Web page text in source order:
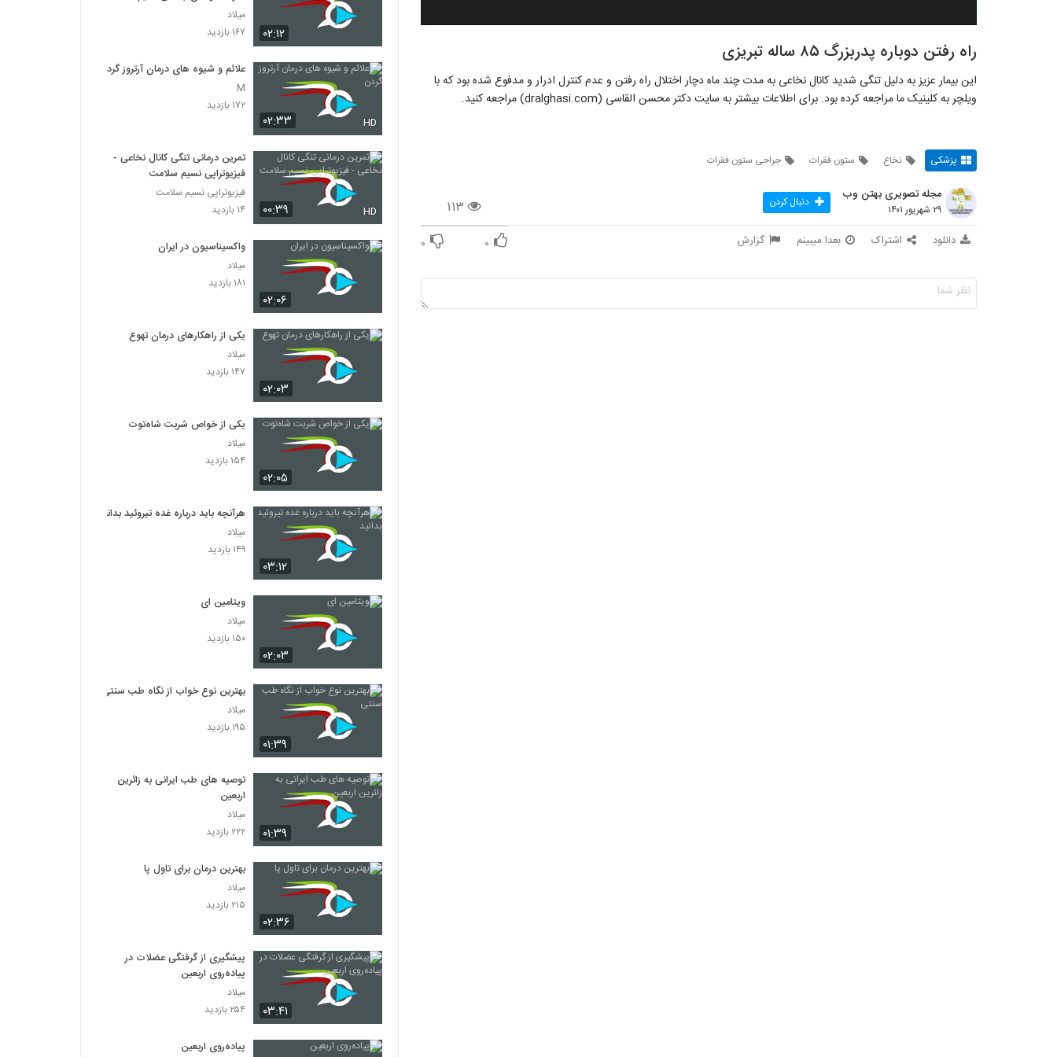
راه رفتن دوباره پدربزرگ ۸۵ ساله تبریزی
این بیمار عزیز به دلیل تنگی شدید کانال نخاعی به مدت چند ماه دچار اختلال راه رفتن و عدم کنترل ادرار و مدفوع شده بود که با
ویلچر به کلینیک ما مراجعه کرده بود. برای اطلاعات بیشتر به سایت دکتر محسن القاسی (dralghasi.com) مراجعه کنید.
پزشکی نخاع ستون فقرات جراحی ستون فقرات
۱۱۳
مجله تصویری بهتن وب
۲۹ شهریور ۱۴۰۱ دنبال کردن
دانلود اشتراک بعدا میبینم گزارش ۰ ۰
۰۲:۱۲
میلاد
۱۶۷ بازدید
۰۲:۳۳ HD
علائم و شیوه های درمان آرتروز گردن
M
۱۷۲ بازدید
۰۰:۳۹ HD
تمرین درمانی تنگی کانال نخاعی -
فیزیوتراپی نسیم سلامت
فیزیوتراپی نسیم سلامت
۱۴ بازدید
۰۲:۰۶
واکسیناسیون در ایران
میلاد
۱۸۱ بازدید
۰۲:۰۳
یکی از راهکارهای درمان تهوع
میلاد
۱۴۷ بازدید
۰۲:۰۵
یکی از خواص شربت شاه‌توت
میلاد
۱۵۴ بازدید
۰۳:۱۲
هرآنچه باید درباره غده تیروئید بدانید
میلاد
۱۴۹ بازدید
۰۲:۰۳
ویتامین‌ ای
میلاد
۱۵۰ بازدید
۰۱:۳۹
بهترین نوع خواب از نگاه طب سنتی
میلاد
۱۹۵ بازدید
۰۱:۳۹
توصیه های طب ایرانی به زائرین
اربعین
میلاد
۲۲۲ بازدید
۰۲:۳۶
بهترین درمان برای تاول پا
میلاد
۲۱۵ بازدید
۰۳:۴۱
پیشگیری از گرفتگی عضلات در
پیاده‌روی اربعین
میلاد
۲۵۴ بازدید
پیاده‌روی اربعین